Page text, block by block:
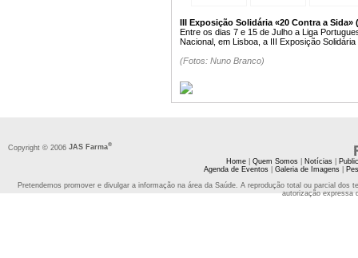
III Exposição Solidária «20 Contra a Sida»
Entre os dias 7 e 15 de Julho a Liga
Nacional, em Lisboa, a III Exposição
(Fotos: Nuno Branco)
Copyright © 2006 JAS Farma®
Home| Quem Somos| Notícias|
Agenda de Eventos| Galeria de Imagens|
Pretendemos promover e divulgar a informação na área da Saúde. A reprodução total ou parcial
autorização expressa